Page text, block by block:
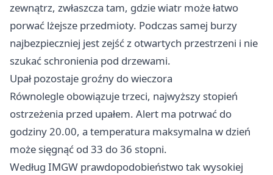
zewnątrz, zwłaszcza tam, gdzie wiatr może łatwo
porwać lżejsze przedmioty. Podczas samej burzy
najbezpieczniej jest zejść z otwartych przestrzeni i nie
szukać schronienia pod drzewami.
Upał pozostaje groźny do wieczora
Równolegle obowiązuje trzeci, najwyższy stopień
ostrzeżenia przed upałem. Alert ma potrwać do
godziny 20.00, a temperatura maksymalna w dzień
może sięgnąć od 33 do 36 stopni.
Według IMGW prawdopodobieństwo tak wysokiej